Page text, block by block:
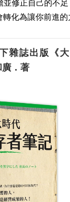
並修正自己的不
化為讓你前進的
雜誌出版《
．著